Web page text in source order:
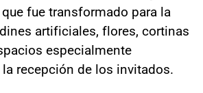
fue transformado para la
artificiales, flores, cortinas
especialmente
recepción de los invitados.